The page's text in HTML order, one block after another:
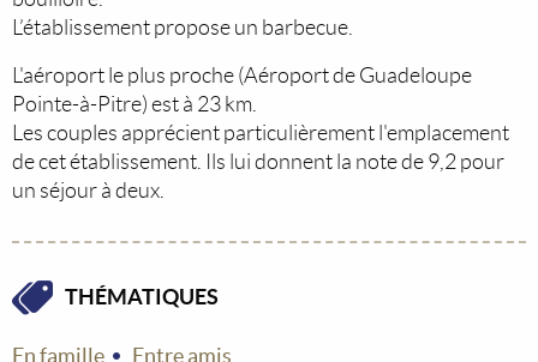
L’établissement propose un barbecue.
L'aéroport le plus proche (Aéroport de Guadeloupe
Pointe-à-Pitre) est à 23 km.
Les couples apprécient particulièrement l'emplacement
de cet établissement. Ils lui donnent la note de 9,2 pour
un séjour à deux.
THÉMATIQUES
En famille Entre amis